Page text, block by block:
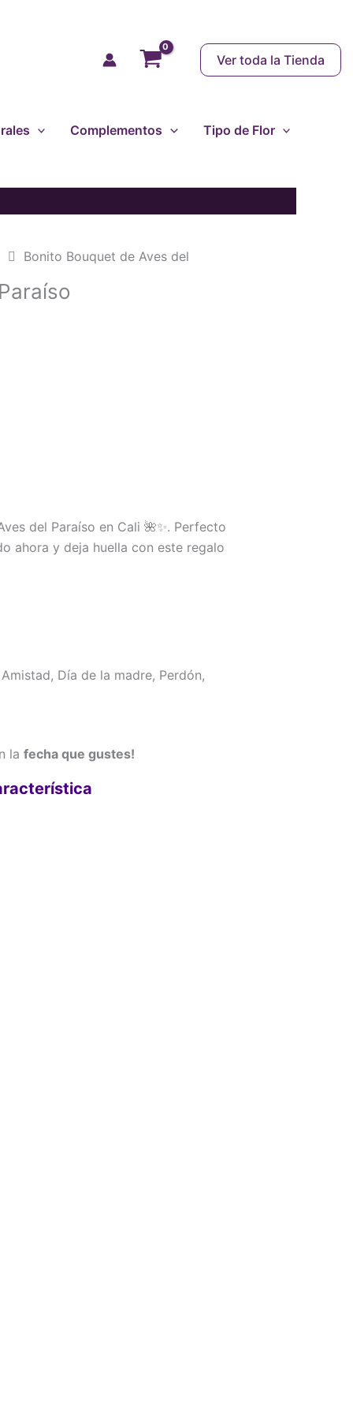
Ver toda la Tienda
Complementos Tipo de Flor
Bonito Bouquet de Aves del
del Paraíso en Cali 🌺✨. Perfecto
ahora y deja huella con este regalo
Día de la madre, Perdón,
lafecha que gustes!